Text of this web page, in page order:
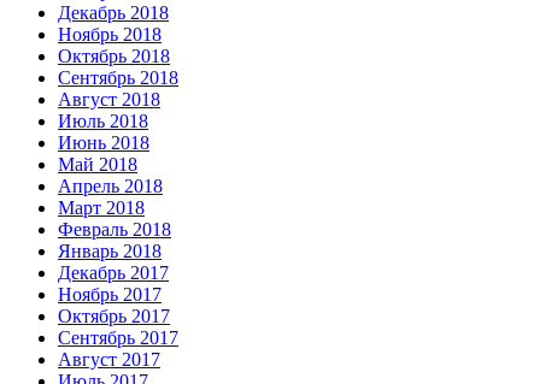
Декабрь 2018
Ноябрь 2018
Октябрь 2018
Сентябрь 2018
Август 2018
Июль 2018
Июнь 2018
Май 2018
Апрель 2018
Март 2018
Февраль 2018
Январь 2018
Декабрь 2017
Ноябрь 2017
Октябрь 2017
Сентябрь 2017
Август 2017